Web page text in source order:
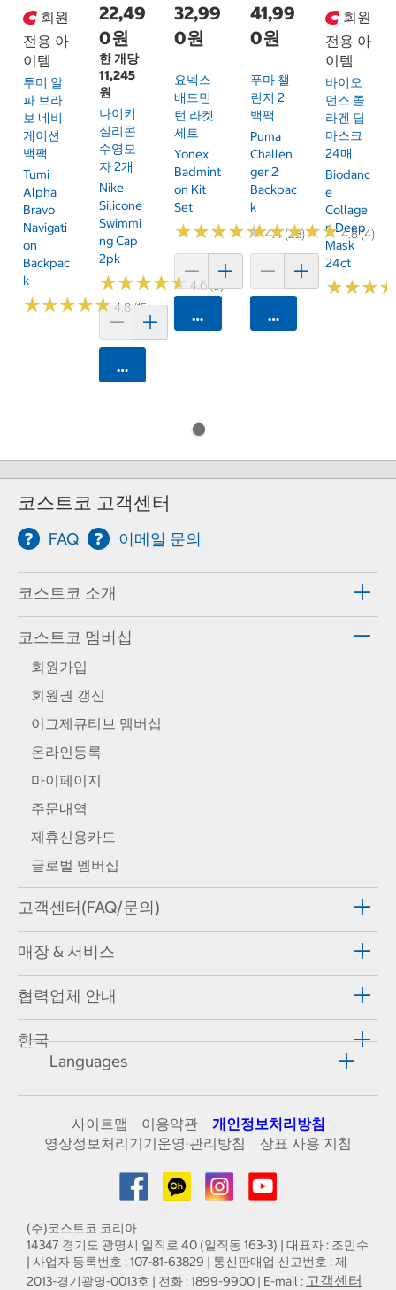
회원
전용 아
이템
투미 알
파 브라
보 네비
게이션
백팩
Tumi
Alpha
Bravo
Navigati
On
Backpac
K
★★★★★
★★★★★4.8 (15)
22,49
0원
한 개당
11,245
원
나이키
실리콘
수영모
자 2개
Nike
Silicone
Swimmi
Ng Cap
2pk
★★★★★
★★★★★ 4.6 (9)
카트에 담기
32,99
0원
요넥스
배드민
턴 라켓
세트
Yonex
Badmint
On Kit
Set
★★★★★
★★★★★4.4 (23)
카트에 담기
41,99
0원
푸마 챌
린저 2
백팩
Puma
Challen
Ger 2
Backpac
K
★★★★★
★★★★★4.8 (4)
카트에 담기
회원
전용 아
이템
바이오
던스 콜
라겐 딥
마스크
24매
Biodanc
E
Collage
N Deep
Mask
24ct
★★★
★★★
코스트코 고객센터
FAQ 이메일 문의
코스트코 소개
코스트코 멤버십
회원가입
회원권 갱신
이그제큐티브 멤버십
온라인등록
마이페이지
주문내역
제휴신용카드
글로벌 멤버십
고객센터(FAQ/문의)
매장 & 서비스
협력업체 안내
한국
Languages
사이트맵 이용약관
개인정보처리방침
영상정보처리기기운영·관리방침
상표 사용 지침
(주)코스트코 코리아
14347 경기도 광명시 일직로 40 (일직동 163-3) | 대표자 : 조민수
| 사업자 등록번호 : 107-81-63829 | 통신판매업 신고번호 : 제
2013-경기광명-0013호 | 전화 : 1899-9900 | E-mail : 고객센터